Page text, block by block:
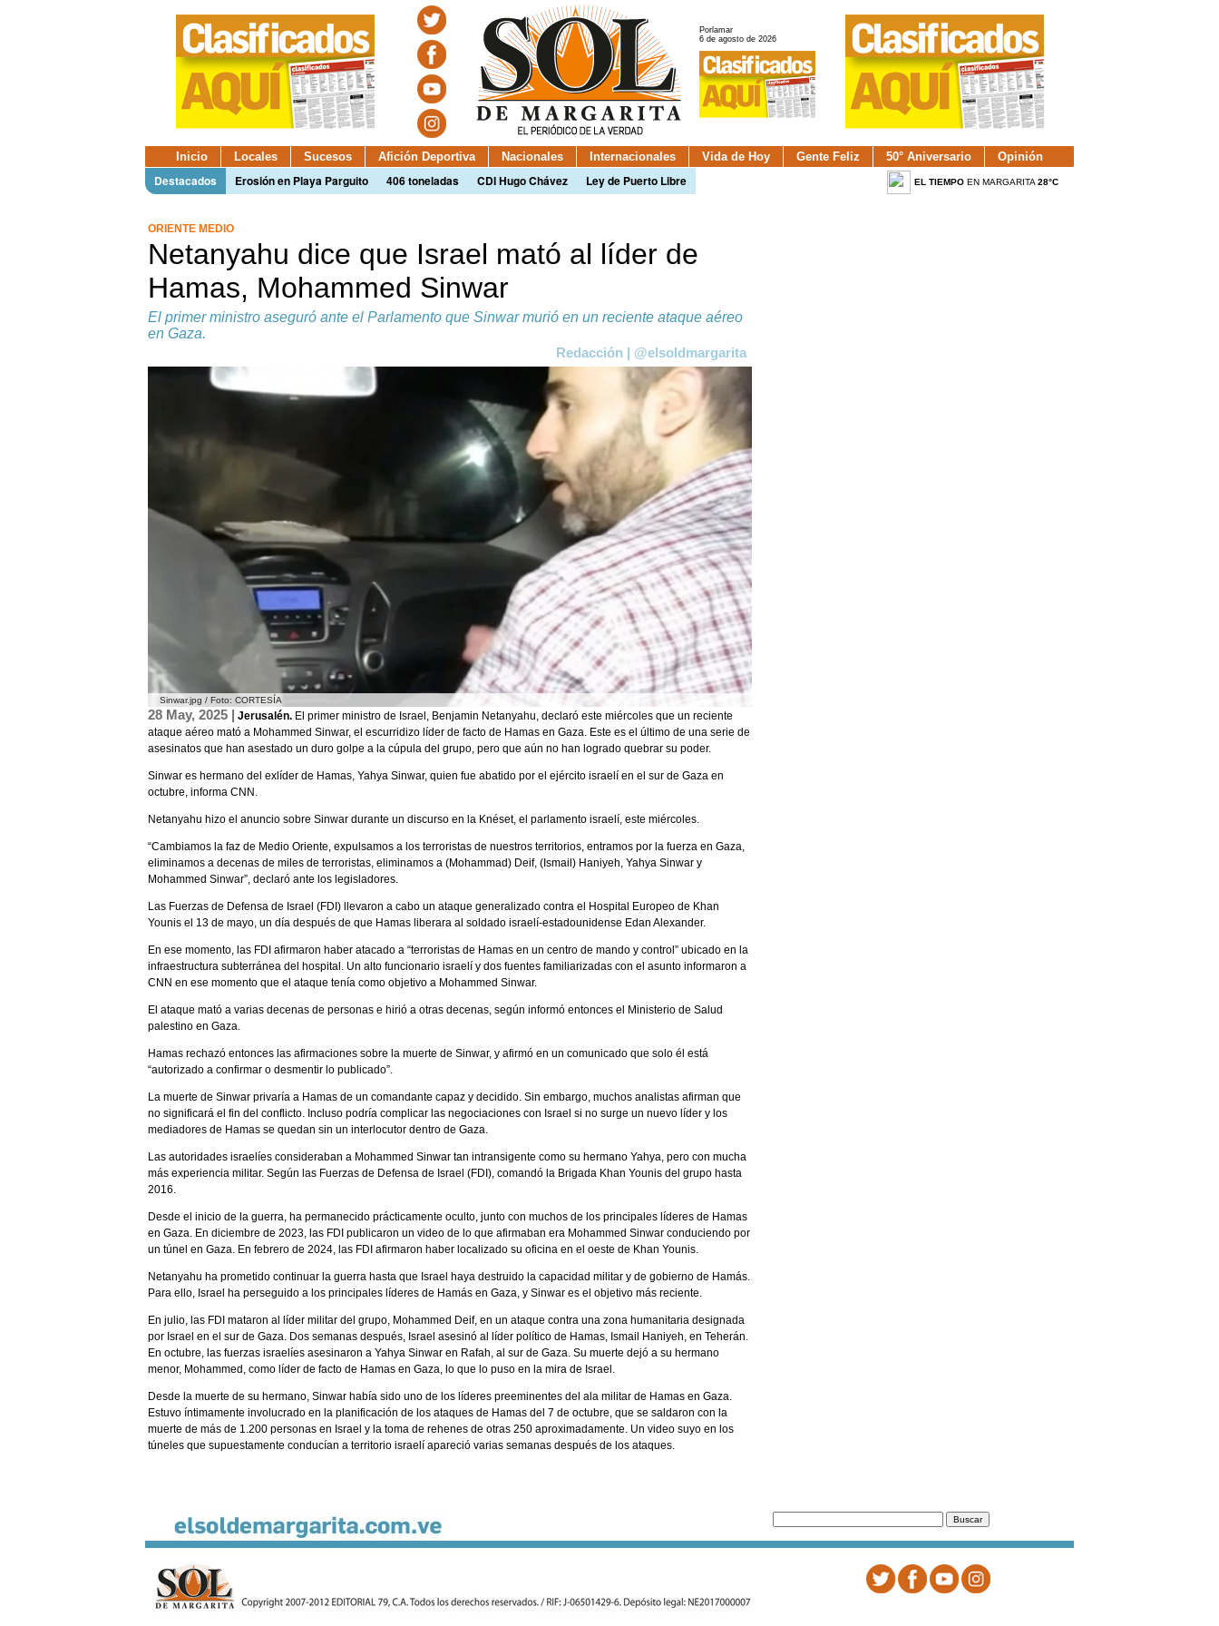
Porlamar
6 de agosto de 2026
Inicio Locales Sucesos Afición Deportiva Nacionales Internacionales Vida de Hoy Gente Feliz 50° Aniversario Opinión
Destacados Erosión en Playa Parguito 406 toneladas CDI Hugo Chávez Ley de Puerto Libre EL TIEMPOEN MARGARITA 28°C
ORIENTE MEDIO
Netanyahu dice que Israel mató al líder de
Hamas, Mohammed Sinwar
El primer ministro aseguró ante el Parlamento que Sinwar murió en un reciente ataque aéreo
en Gaza.
Redacción | @elsoldmargarita
Sinwar.jpg / Foto: CORTESÍA
28 May, 2025 | Jerusalén. El primer ministro de Israel, Benjamin Netanyahu, declaró este miércoles que un reciente
ataque aéreo mató a Mohammed Sinwar, el escurridizo líder de facto de Hamas en Gaza. Este es el último de una serie de
asesinatos que han asestado un duro golpe a la cúpula del grupo, pero que aún no han logrado quebrar su poder.
Sinwar es hermano del exlíder de Hamas, Yahya Sinwar, quien fue abatido por el ejército israelí en el sur de Gaza en
octubre, informa CNN.
Netanyahu hizo el anuncio sobre Sinwar durante un discurso en la Knéset, el parlamento israelí, este miércoles.
“Cambiamos la faz de Medio Oriente, expulsamos a los terroristas de nuestros territorios, entramos por la fuerza en Gaza,
eliminamos a decenas de miles de terroristas, eliminamos a (Mohammad) Deif, (Ismail) Haniyeh, Yahya Sinwar y
Mohammed Sinwar”, declaró ante los legisladores.
Las Fuerzas de Defensa de Israel (FDI) llevaron a cabo un ataque generalizado contra el Hospital Europeo de Khan
Younis el 13 de mayo, un día después de que Hamas liberara al soldado israelí-estadounidense Edan Alexander.
En ese momento, las FDI afirmaron haber atacado a “terroristas de Hamas en un centro de mando y control” ubicado en la
infraestructura subterránea del hospital. Un alto funcionario israelí y dos fuentes familiarizadas con el asunto informaron a
CNN en ese momento que el ataque tenía como objetivo a Mohammed Sinwar.
El ataque mató a varias decenas de personas e hirió a otras decenas, según informó entonces el Ministerio de Salud
palestino en Gaza.
Hamas rechazó entonces las afirmaciones sobre la muerte de Sinwar, y afirmó en un comunicado que solo él está
“autorizado a confirmar o desmentir lo publicado”.
La muerte de Sinwar privaría a Hamas de un comandante capaz y decidido. Sin embargo, muchos analistas afirman que
no significará el fin del conflicto. Incluso podría complicar las negociaciones con Israel si no surge un nuevo líder y los
mediadores de Hamas se quedan sin un interlocutor dentro de Gaza.
Las autoridades israelíes consideraban a Mohammed Sinwar tan intransigente como su hermano Yahya, pero con mucha
más experiencia militar. Según las Fuerzas de Defensa de Israel (FDI), comandó la Brigada Khan Younis del grupo hasta
2016.
Desde el inicio de la guerra, ha permanecido prácticamente oculto, junto con muchos de los principales líderes de Hamas
en Gaza. En diciembre de 2023, las FDI publicaron un video de lo que afirmaban era Mohammed Sinwar conduciendo por
un túnel en Gaza. En febrero de 2024, las FDI afirmaron haber localizado su oficina en el oeste de Khan Younis.
Netanyahu ha prometido continuar la guerra hasta que Israel haya destruido la capacidad militar y de gobierno de Hamás.
Para ello, Israel ha perseguido a los principales líderes de Hamás en Gaza, y Sinwar es el objetivo más reciente.
En julio, las FDI mataron al líder militar del grupo, Mohammed Deif, en un ataque contra una zona humanitaria designada
por Israel en el sur de Gaza. Dos semanas después, Israel asesinó al líder político de Hamas, Ismail Haniyeh, en Teherán.
En octubre, las fuerzas israelíes asesinaron a Yahya Sinwar en Rafah, al sur de Gaza. Su muerte dejó a su hermano
menor, Mohammed, como líder de facto de Hamas en Gaza, lo que lo puso en la mira de Israel.
Desde la muerte de su hermano, Sinwar había sido uno de los líderes preeminentes del ala militar de Hamas en Gaza.
Estuvo íntimamente involucrado en la planificación de los ataques de Hamas del 7 de octubre, que se saldaron con la
muerte de más de 1.200 personas en Israel y la toma de rehenes de otras 250 aproximadamente. Un video suyo en los
túneles que supuestamente conducían a territorio israelí apareció varias semanas después de los ataques.